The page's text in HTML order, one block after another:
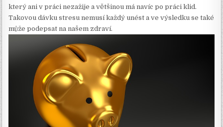
který ani v práci nezažije a většinou má navíc po práci klid.
Takovou dávku stresu nemusí každý unést a ve výsledku se také
může podepsat na našem zdraví.